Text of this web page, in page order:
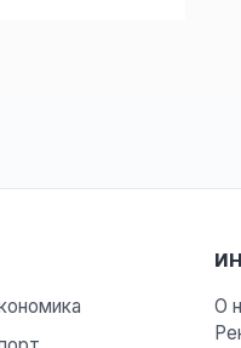
О